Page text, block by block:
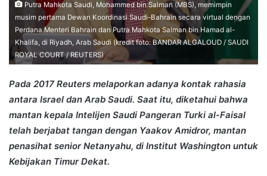
Putra Mahkota Saudi, Mohammed bin Salman (MBS), memimpin
musim pertama Dewan Koordinasi Saudi-Bahrain secara virtual dengan
Perdana Menteri Bahrain dan Putra Mahkota Salman bin Hamad al-
Khalifa, di Riyadh, Arab Saudi (kredit foto: BANDAR ALGALOUD / SAUDI
ROYAL COURT / REUTERS)
Pada 2017 Reuters melaporkan adanya kontak rahasia
antara Israel dan Arab Saudi. Saat itu, diketahui bahwa
mantan kepala Intelijen Saudi Pangeran Turki al-Faisal
telah berjabat tangan dengan Yaakov Amidror, mantan
penasihat senior Netanyahu, di Institut Washington untuk
Kebijakan Timur Dekat.